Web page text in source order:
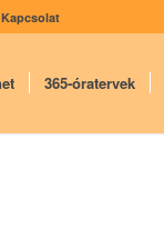
Kapcsolat
365-óratervek